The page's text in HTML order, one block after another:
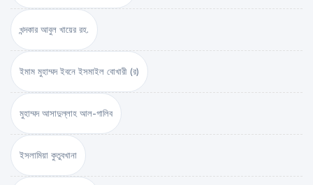
খন্দকার আবুল খায়ের রহ.
ইমাম মুহাম্মদ ইবনে ইসমাইল বোখারী (র)
মুহাম্মদ আসাদুল্লাহ আল-গালিব
ইসলামিয়া কুতুবখানা